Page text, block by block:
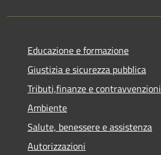
Educazione e formazione
Giustizia e sicurezza pubblica
Tributi,finanze e contravvenzioni
Ambiente
Salute, benessere e assistenza
Autorizzazioni